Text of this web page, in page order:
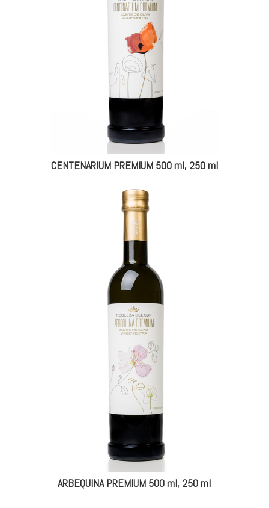
CENTENARIUM PREMIUM 500 ml, 250 ml
ARBEQUINA PREMIUM 500 ml, 250 ml